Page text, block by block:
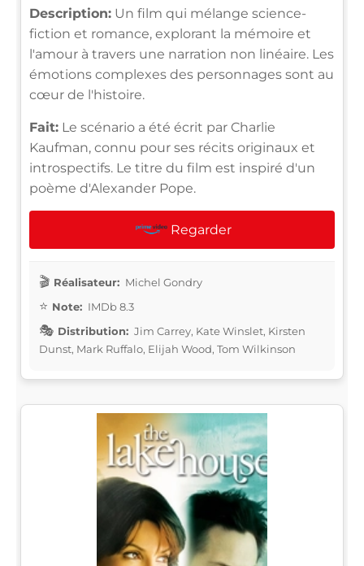
Description: Un film qui mélange science-
fiction et romance, explorant la mémoire et
l'amour à travers une narration non linéaire. Les
émotions complexes des personnages sont au
cœur de l'histoire.
Fait: Le scénario a été écrit par Charlie
Kaufman, connu pour ses récits originaux et
introspectifs. Le titre du film est inspiré d'un
poème d'Alexander Pope.
Regarder
Réalisateur: Michel Gondry
Note: IMDb 8.3
Distribution: Jim Carrey, Kate Winslet, Kirsten
Dunst, Mark Ruffalo, Elijah Wood, Tom Wilkinson